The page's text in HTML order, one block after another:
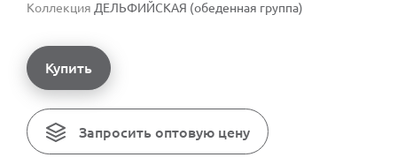
Коллекция ДЕЛЬФИЙСКАЯ (обеденная группа)
Купить
Запросить оптовую цену